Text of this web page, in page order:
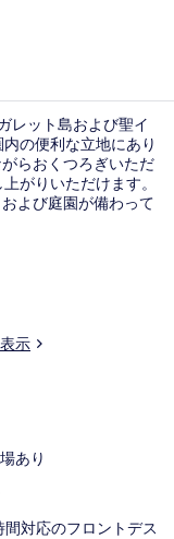
レット島および聖イ
の便利な立地にあり
らおくつろぎいただ
がりいただけます。
よび庭園が備わって
までは 5 分、ヴェッ
所までは 5 分です。
示
あり
間対応のフロントデス